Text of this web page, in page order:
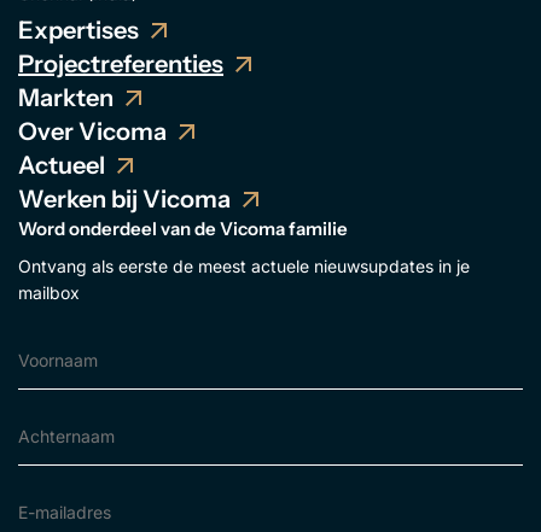
Expertises
Projectreferenties
Markten
Over Vicoma
Actueel
Werken bij Vicoma
Word onderdeel van de Vicoma familie
Ontvang als eerste de meest actuele nieuwsupdates in je
mailbox